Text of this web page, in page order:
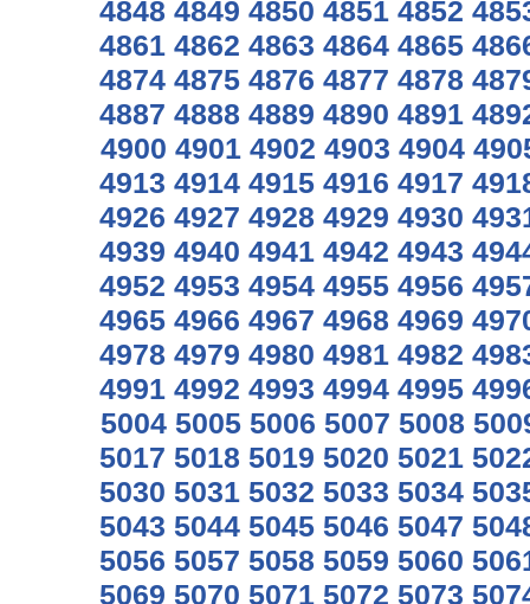
4848 4849 4850 4851 4852
4861 4862 4863 4864 4865
4874 4875 4876 4877 4878
4887 4888 4889 4890 4891
4900 4901 4902 4903 4904
4913 4914 4915 4916 4917
4926 4927 4928 4929 4930
4939 4940 4941 4942 4943
4952 4953 4954 4955 4956
4965 4966 4967 4968 4969
4978 4979 4980 4981 4982
4991 4992 4993 4994 4995
5004 5005 5006 5007 5008
5017 5018 5019 5020 5021
5030 5031 5032 5033 5034
5043 5044 5045 5046 5047
5056 5057 5058 5059 5060
5069 5070 5071 5072 5073